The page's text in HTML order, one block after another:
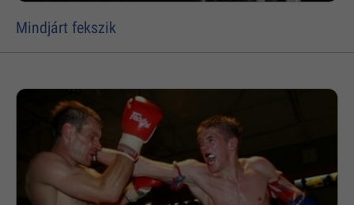
Mindjárt fekszik